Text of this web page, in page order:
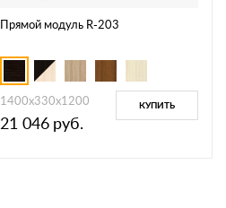
Прямой модуль R-203
1400х330х1200
21 046 руб.
КУПИТЬ